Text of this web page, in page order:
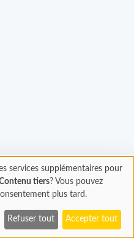
services supplémentaires pour
tiers? Vous pouvez
plus tard.
Refuser tout Accepter tout